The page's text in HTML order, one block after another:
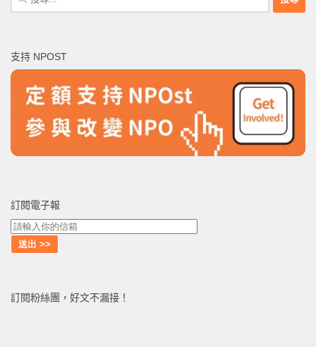
尋
字:
支持 NPOST
訂閱電子報
訂閱粉絲團，好文不漏接！